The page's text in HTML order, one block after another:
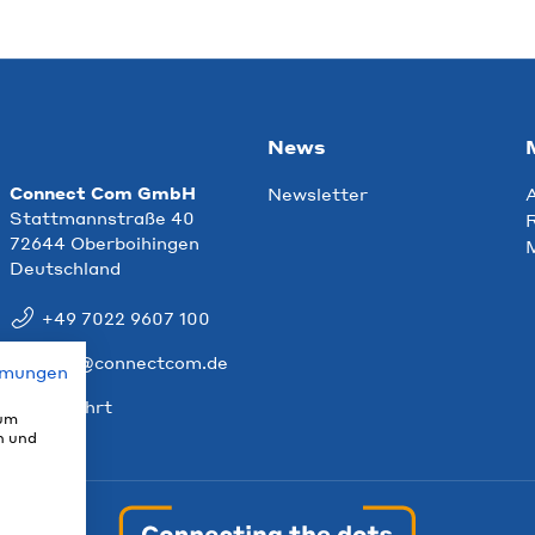
Connect Com GmbH
Stattmannstraße 40
72644 Oberboihingen
Deutschland
+49 7022 9607 100
info@connectcom.de
Anfahrt
News
Newsletter
und